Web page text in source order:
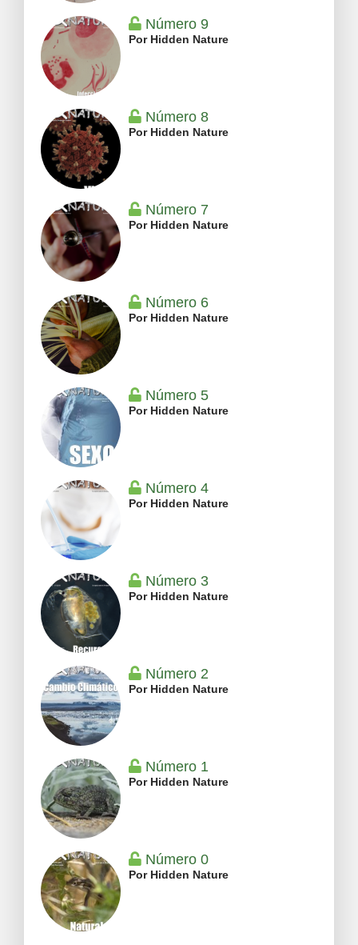
Número 9
Por Hidden Nature
Número 8
Por Hidden Nature
Número 7
Por Hidden Nature
Número 6
Por Hidden Nature
Número 5
Por Hidden Nature
Número 4
Por Hidden Nature
Número 3
Por Hidden Nature
Número 2
Por Hidden Nature
Número 1
Por Hidden Nature
Número 0
Por Hidden Nature